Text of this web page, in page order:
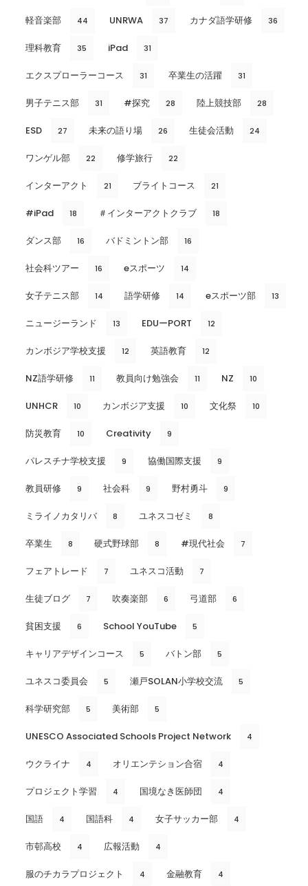
軽音楽部 44 UNRWA 37 カナダ語学研修 36
理科教育 35 iPad 31
エクスプローラーコース 31 卒業生の活躍 31
男子テニス部 31 #探究 28 陸上競技部 28
ESD 27 未来の語り場 26 生徒会活動 24
ワンゲル部 22 修学旅行 22
インターアクト 21 ブライトコース 21
#iPad 18 ＃インターアクトクラブ 18
ダンス部 16 バドミントン部 16
社会科ツアー 16 eスポーツ 14
女子テニス部 14 語学研修 14 eスポーツ部 13
ニュージーランド 13 EDUーPORT 12
カンボジア学校支援 12 英語教育 12
NZ語学研修 11 教員向け勉強会 11 NZ 10
UNHCR 10 カンボジア支援 10 文化祭 10
防災教育 10 Creativity 9
パレスチナ学校支援 9 協働国際支援 9
教員研修 9 社会科 9 野村勇斗 9
ミライノカタリバ 8 ユネスコゼミ 8
卒業生 8 硬式野球部 8 #現代社会 7
フェアトレード 7 ユネスコ活動 7
生徒ブログ 7 吹奏楽部 6 弓道部 6
貧困支援 6 School YouTube 5
キャリアデザインコース 5 バトン部 5
ユネスコ委員会 5 瀬戸SOLAN小学校交流 5
科学研究部 5 美術部 5
UNESCO Associated Schools Project Network 4
ウクライナ 4 オリエンテション合宿 4
プロジェクト学習 4 国境なき医師団 4
国語 4 国語科 4 女子サッカー部 4
市邨高校 4 広報活動 4
服のチカラプロジェクト 4 金融教育 4